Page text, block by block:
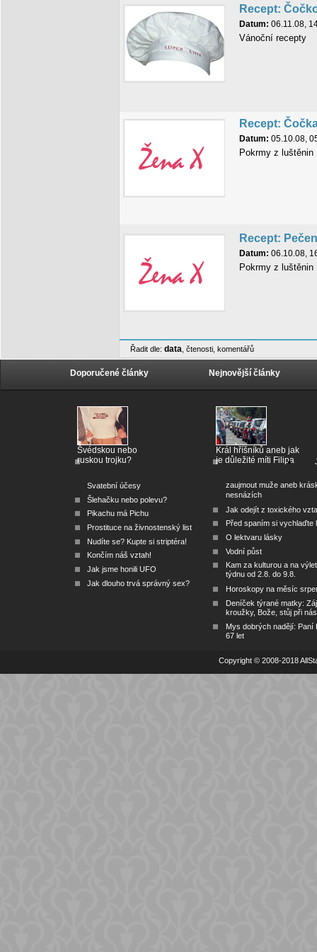
Recept:
Datum: 06.11.08,
Vánoční recepty
Recept:
Datum: 05.10.08,
Pokrmy z luštěnin
Recept:
Datum: 06.10.08,
Pokrmy z luštěnin
Řadit dle: data čtenosti komentářů
Doporučené články
Švédskou nebo
ruskou trojku?
Svatební účesy
Šlehačku nebo polevu?
Pikachu má Pichu
Prostituce na živnostenský list
Nudíte se? Kupte si striptéra!
Končím náš vztah!
Jak jsme honili UFO
Jak dlouho trvá správný sex?
Nejnovější články
Král hříšníků aneb jak
je důležité míti Filipa
zaujmout muže aneb
nesnázích
Jak odejít z toxického
Před spaním si vychlaďte
O lektvaru lásky
Vodní půst
Kam za kulturou a na
týdnu od 2.8. do 9.8.
Horoskopy na měsíc
Deníček týrané matky:
kroužky, Bože, stůj při nás
Mys dobrých nadějí: Paní
67 let
Copyright © 2008-2018